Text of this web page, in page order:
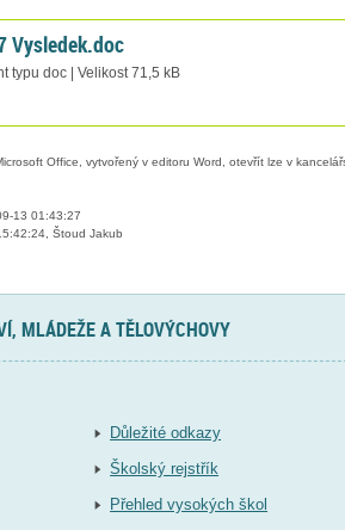
Vysledek.doc
typu doc | Velikost 71,5 kB
Office, vytvořený v editoru Word, otevřít lze v
13 01:43:27
Štoud Jakub
MLÁDEŽE A TĚLOVÝCHOVY
Důležité odkazy
Školský rejstřík
Přehled vysokých škol